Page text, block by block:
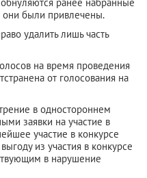
они были привлечены.
удалить лишь часть
на время проведения
от голосования на
в одностороннем
заявки на участие в
участие в конкурсе
из участия в конкурсе
в нарушение